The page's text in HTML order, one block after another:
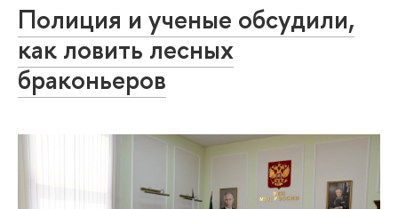
Полиция и ученые обсудили,
как ловить лесных
браконьеров